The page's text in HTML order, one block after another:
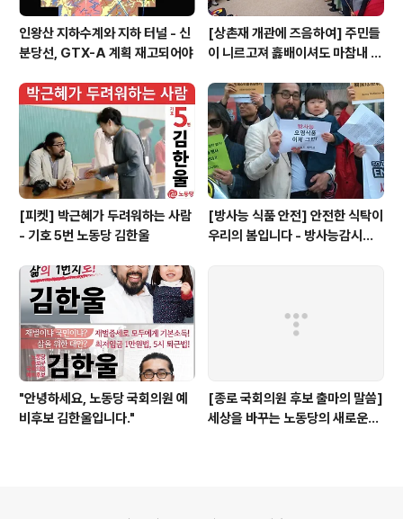
인왕산 지하수계와 지하 터널 - 신
분당선, GTX-A 계획 재고되어야
[상촌재 개관에 즈음하여] 주민들
이 니르고져 홇배이셔도 마참내 제
[피켓] 박근혜가 두려워하는 사람
- 기호 5번 노동당 김한울
[방사능 식품 안전] 안전한 식탁이
우리의 봄입니다 - 방사능감시센
"안녕하세요, 노동당 국회의원 예
비후보 김한울입니다."
[종로 국회의원 후보 출마의 말씀]
세상을 바꾸는 노동당의 새로운